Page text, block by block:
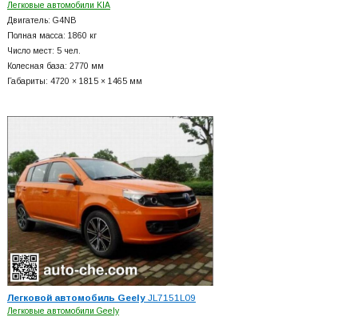
Легковые автомобили KIA
Двигатель: G4NB
Полная масса: 1860 кг
Число мест: 5 чел.
Колесная база: 2770 мм
Габариты: 4720 × 1815 × 1465 мм
Легковой автомобиль GeelyJL7151L09
Легковые автомобили Geely